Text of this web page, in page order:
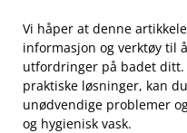
Vi håper at denne
informasjon og verktøy til
utfordringer på⁢ badet ditt.
praktiske⁢ løsninger, kan
unødvendige problemer⁤
og hygienisk ‍vask.